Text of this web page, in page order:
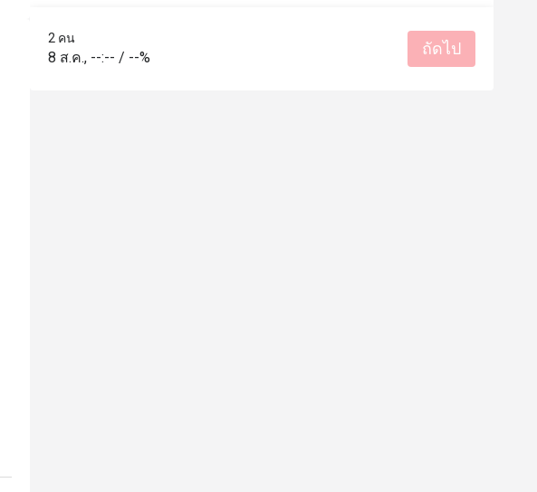
2 คน
8 ส.ค., --:-- / --% ถัดไป